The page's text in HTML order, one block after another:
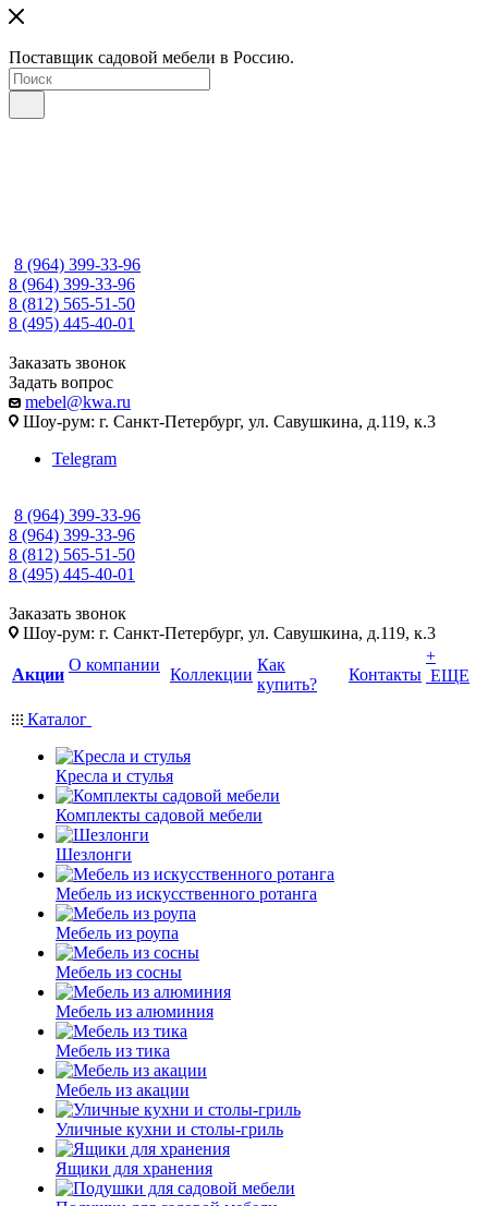
Поставщик садовой мебели в Россию.
8 (964) 399-33-96
8 (964) 399-33-96
8 (812) 565-51-50
8 (495) 445-40-01
Заказать звонок
Задать вопрос
mebel@kwa.ru
Шоу-рум: г. Санкт-Петербург, ул. Савушкина, д.119, к.3
Telegram
8 (964) 399-33-96
8 (964) 399-33-96
8 (812) 565-51-50
8 (495) 445-40-01
Заказать звонок
Шоу-рум: г. Санкт-Петербург, ул. Савушкина, д.119, к.3
Акции
О компании
Коллекции
Как
купить?
Контакты
+
ЕЩЕ
Каталог
Кресла и стулья
Комплекты садовой мебели
Шезлонги
Мебель из искусственного ротанга
Мебель из роупа
Мебель из сосны
Мебель из алюминия
Мебель из тика
Мебель из акации
Уличные кухни и столы-гриль
Ящики для хранения